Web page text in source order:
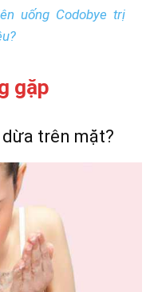
uống Codobye trị
gặp
trên mặt?